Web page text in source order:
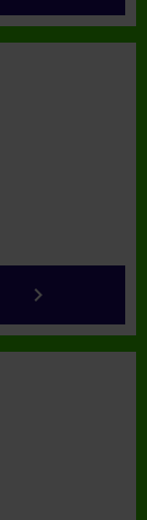
keyboard_arrow_right